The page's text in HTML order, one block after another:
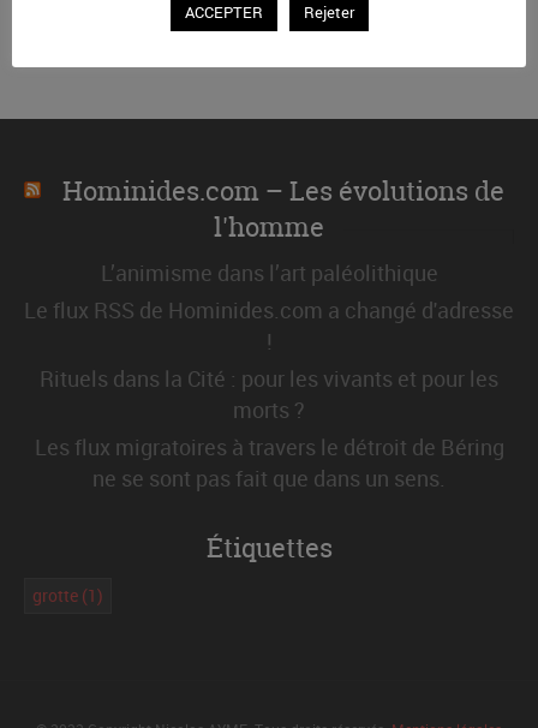
Hominides.com – Les évolutions de
l'homme
L’animisme dans l’art paléolithique
Le flux RSS de Hominides.com a changé d'adresse
!
Rituels dans la Cité : pour les vivants et pour les
morts ?
Les flux migratoires à travers le détroit de Béring
ne se sont pas fait que dans un sens.
Étiquettes
grotte (1)
ACCEPTER Rejeter